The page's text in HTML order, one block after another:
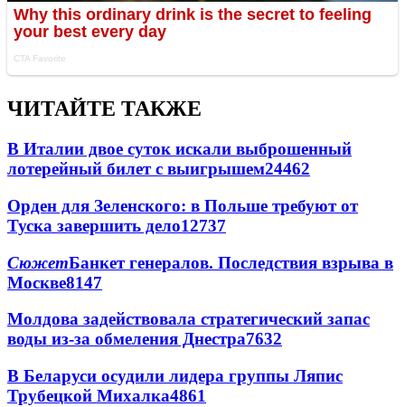
ЧИТАЙТЕ ТАКЖЕ
В Италии двое суток искали выброшенный
лотерейный билет с выигрышем24462
Орден для Зеленского: в Польше требуют от
Туска завершить дело12737
СюжетБанкет генералов. Последствия взрыва в
Москве8147
Молдова задействовала стратегический запас
воды из-за обмеления Днестра7632
В Беларуси осудили лидера группы Ляпис
Трубецкой Михалка4861